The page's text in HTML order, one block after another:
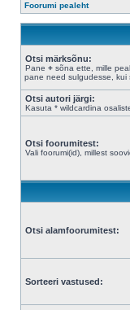
Foorumi pealeht
Otsi märksõnu:
Pane + sõna ette, mille
pane need sulgudesse, kui
Otsi autori järgi:
Kasuta * wildcardina
Otsi foorumitest:
Vali foorumi(id), millest
Otsi alamfoorumitest:
Sorteeri vastused: